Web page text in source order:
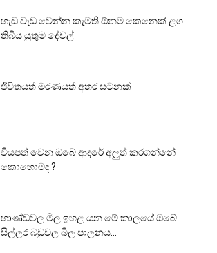
හැඩ වැඩ වෙන්න කැමති ඕනම කෙනෙක් ළග
තිබිය යුතුම දේවල්
ජීවිතයත් මරණයත් අතර සටනක්
වියපත් වෙන ඔබේ ආදරේ අලුත් කරගන්නේ
කොහොමද ?
භාණ්ඩවල මිල ඉහළ යන මේ කාලයේ ඔබේ
සිල්ලර බඩුවල බිල පාලනය...